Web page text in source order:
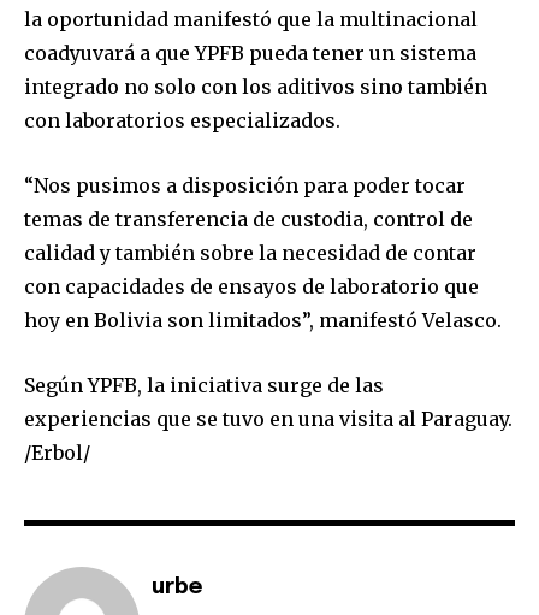
Join our community of
SUBSCRIBERS and be part of the
conversation.
To subscribe, simply enter your email address on our website
or click the subscribe button below. Don't worry, we respect
your privacy and won't spam your inbox. Your information is
safe with us.
la oportunidad manifestó que la multinacional
coadyuvará a que YPFB pueda tener un sistema
integrado no solo con los aditivos sino también
con laboratorios especializados.
“Nos pusimos a disposición para poder tocar
temas de transferencia de custodia, control de
calidad y también sobre la necesidad de contar
con capacidades de ensayos de laboratorio que
hoy en Bolivia son limitados”, manifestó Velasco.
Según YPFB, la iniciativa surge de las
experiencias que se tuvo en una visita al Paraguay.
/Erbol/
urbe